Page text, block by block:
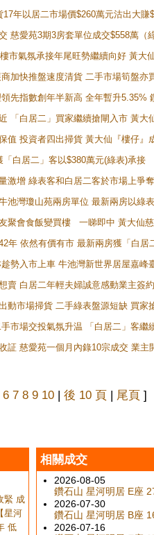
年以居二市場價$260萬元沽出大賺
慈愛苑3期3房套單位成交$558萬（
市氣氛承接年尾旺勢繼續向好 黃
加快推盤速度清貨 二手市場筍盤
先指數創年半新高 全年暫升5.35%
「白居二」買家繼續搶閘入市 黃
值 投資者四出掃貨 黃大仙『樓仔
白居二」客以$380萬元(綠表)承接
激增 綠表客和白居二客於市場上
池灣瓊山苑兩房單位 最新兩房以綠
聚會食飯變買樓 一睇即中 黃大仙
年 依然有價有市 最新兩房獲「白居
勢入市上車 牛池灣新世界居屋嘉峰
賣 白居二年輕夫婦誠意感動業主簽
動市場掃貨 二手綠表盤源短缺 買
市場交投氣氛升温 「白居二」客
証 慈愛苑一個月內錄10宗成交 業
6 7 8 9 10 | 後 10 頁 | 尾頁 ]
緊 成
星河
低
相關成交
2026-08-05
鑽石山 星河明居 E座
2026-07-30
鑽石山 星河明居 B座
2026-07-16